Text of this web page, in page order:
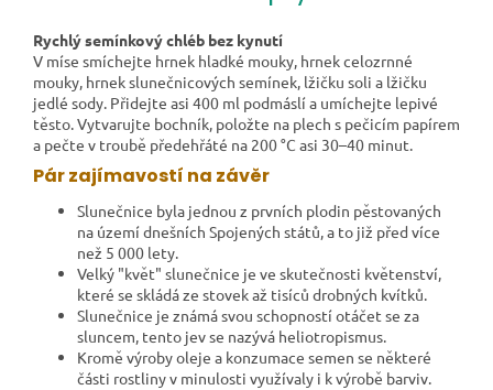
Rychlý semínkový chléb bez kynutí
V míse smíchejte hrnek hladké mouky, hrnek celozrnné
mouky, hrnek slunečnicových semínek, lžičku soli a lžičku
jedlé sody. Přidejte asi 400 ml podmáslí a umíchejte lepivé
těsto. Vytvarujte bochník, položte na plech s pečicím papírem
a pečte v troubě předehřáté na 200 °C asi 30–40 minut.
Pár zajímavostí na závěr
Slunečnice byla jednou z prvních plodin pěstovaných
na území dnešních Spojených států, a to již před více
než 5 000 lety.
Velký "květ" slunečnice je ve skutečnosti květenství,
které se skládá ze stovek až tisíců drobných kvítků.
Slunečnice je známá svou schopností otáčet se za
sluncem, tento jev se nazývá heliotropismus.
Kromě výroby oleje a konzumace semen se některé
části rostliny v minulosti využívaly i k výrobě barviv.